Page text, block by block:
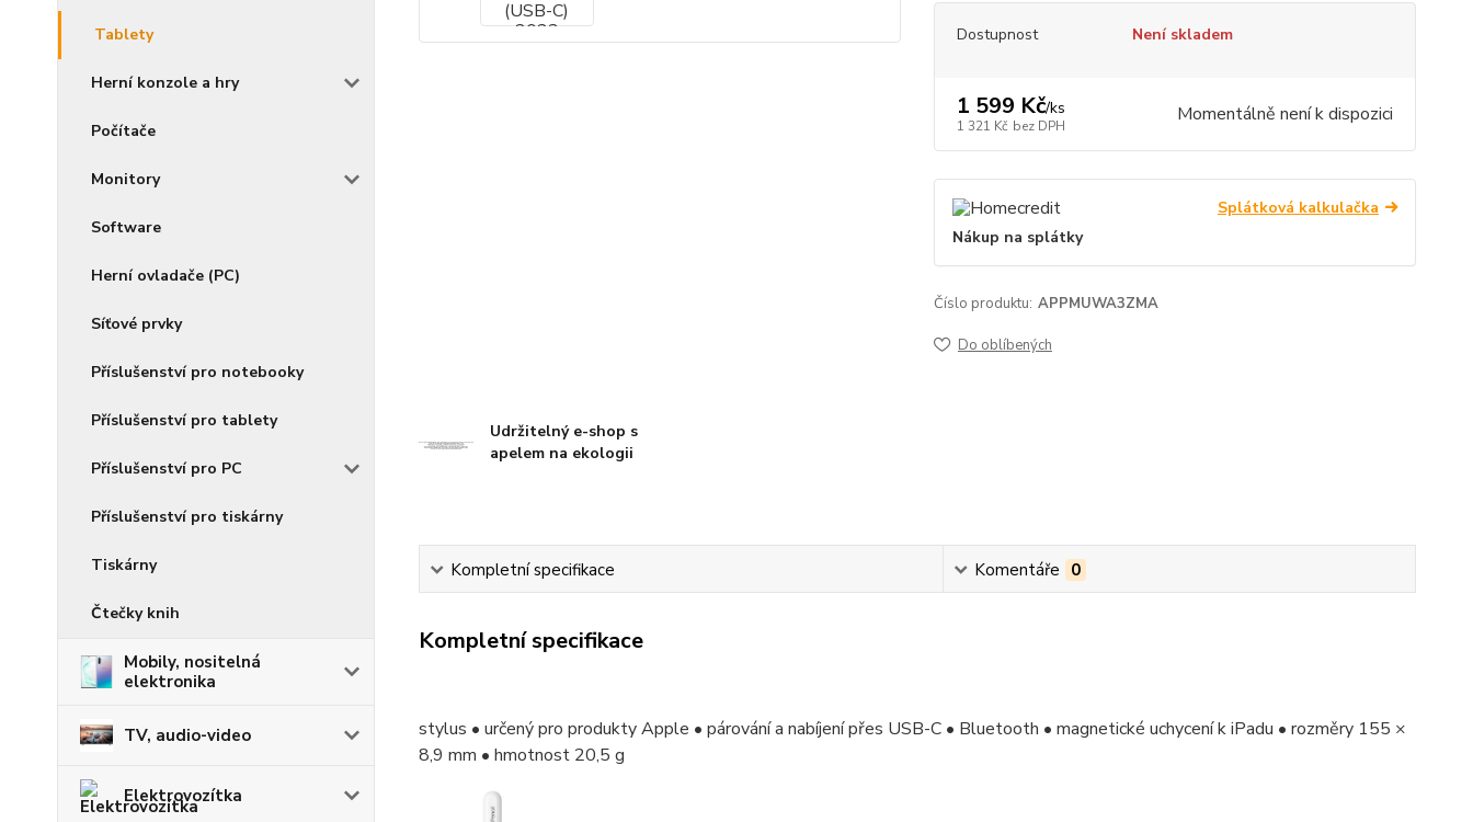
Tablety
Herní konzole a hry
Počítače
Monitory
Software
Herní ovladače (PC)
Síťové prvky
Příslušenství pro notebooky
Příslušenství pro tablety
Příslušenství pro PC
Příslušenství pro tiskárny
Tiskárny
Čtečky knih
Mobily, nositelná
elektronika
TV, audio-video
Elektrovozítka
Dostupnost Není skladem
1 599 Kč/ks
1 321 Kč bez DPH Momentálně není k dispozici
Splátková kalkulačka
Nákup na splátky
Číslo produktu: APPMUWA3ZMA
Do oblíbených
Udržitelný e-shop s
apelem na ekologii
Kompletní specifikace Komentáře 0
Kompletní specifikace
stylus • určený pro produkty Apple • párování a nabíjení přes USB-C • Bluetooth • magnetické uchycení k iPadu • rozměry 155 ×
8,9 mm • hmotnost 20,5 g